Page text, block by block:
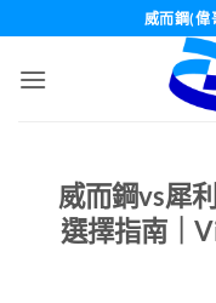
content
威而鋼(偉
威而鋼vs犀
選擇指南｜